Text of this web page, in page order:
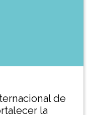
de
la